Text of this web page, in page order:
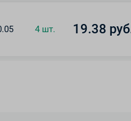
4 шт. 19.38